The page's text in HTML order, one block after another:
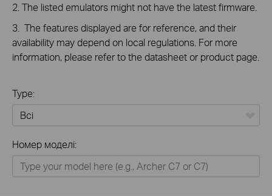
2. The listed emulators might not have the latest firmware.
3. The features displayed are for reference, and their
availability may depend on local regulations. For more
information, please refer to the datasheet or product page.
Type:
Для дому
Розумний будинок
Номер моделі: